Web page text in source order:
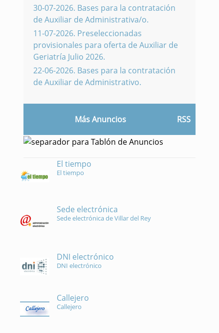
30-07-2026. Bases para la contratación
de Auxiliar de Administrativa/o.
11-07-2026. Preseleccionadas
provisionales para oferta de Auxiliar de
Geriatría Julio 2026.
22-06-2026. Bases para la contratación
de Auxiliar de Administrativo.
Más Anuncios RSS
El tiempo
El tiempo
Sede electrónica
Sede electrónica de Villar del Rey
DNI electrónico
DNI electrónico
Callejero
Callejero